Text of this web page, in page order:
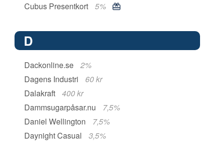
Cubus Presentkort
5%
D
Dackonline.se
2%
Dagens Industri
60 kr
Dalakraft
400 kr
Dammsugarpåsar.nu
7,5%
Daniel Wellington
7,5%
Daynight Casual
3,5%